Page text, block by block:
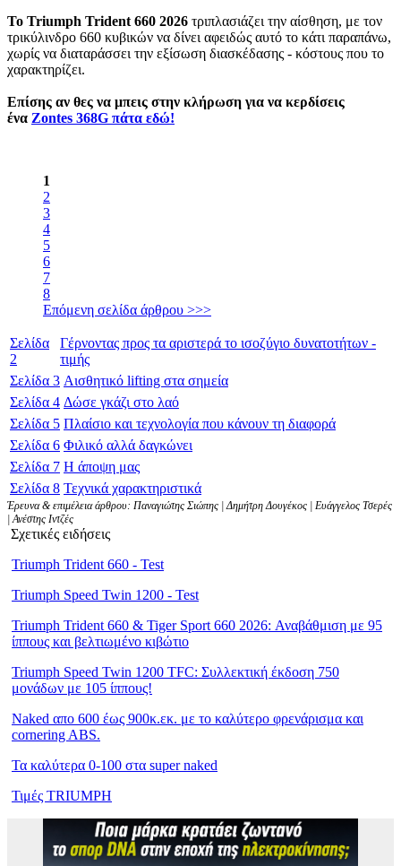
Το Triumph Trident 660 2026 τριπλασιάζει την αίσθηση, με τον
τρικύλινδρο 660 κυβικών να δίνει αφειδώς αυτό το κάτι παραπάνω,
χωρίς να διαταράσσει την εξίσωση διασκέδασης - κόστους που το
χαρακτηρίζει.
Επίσης αν θες να μπεις στην κλήρωση για να κερδίσεις
ένα Zontes 368G πάτα εδώ!
1
2
3
4
5
6
7
8
Επόμενη σελίδα άρθρου >>>
Σελίδα
2
Γέρνοντας προς τα αριστερά το ισοζύγιο δυνατοτήτων -
τιμής
Σελίδα 3 Αισθητικό lifting στα σημεία
Σελίδα 4 Δώσε γκάζι στο λαό
Σελίδα 5 Πλαίσιο και τεχνολογία που κάνουν τη διαφορά
Σελίδα 6 Φιλικό αλλά δαγκώνει
Σελίδα 7 Η άποψη μας
Σελίδα 8 Τεχνικά χαρακτηριστικά
Έρευνα & επιμέλεια άρθρου: Παναγιώτης Σιώπης | Δημήτρη Δουγέκος | Ευάγγελος Τσερές
| Ανέστης Ιντζές
Σχετικές ειδήσεις
Triumph Trident 660 - Test
Triumph Speed Twin 1200 - Test
Triumph Trident 660 & Tiger Sport 660 2026: Αναβάθμιση με 95
ίππους και βελτιωμένο κιβώτιο
Triumph Speed Twin 1200 TFC: Συλλεκτική έκδοση 750
μονάδων με 105 ίππους!
Naked απο 600 έως 900κ.εκ. με το καλύτερο φρενάρισμα και
cornering ABS.
Τα καλύτερα 0-100 στα super naked
Τιμές TRIUMPH